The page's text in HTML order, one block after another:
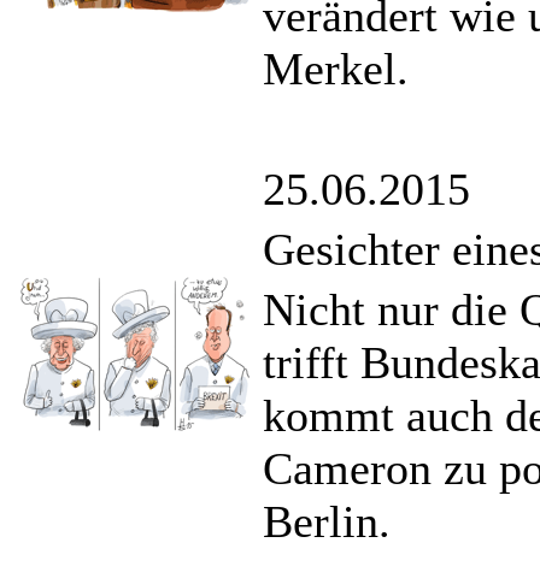
verändert wie
Merkel.
25.06.2015
Gesichter
Nicht nur die
trifft
kommt auch
Cameron zu
Berlin.